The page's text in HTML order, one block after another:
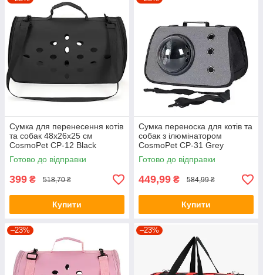
Сумка для перенесення котів
та собак 48x26x25 см
CosmoPet CP-12 Black
Готово до відправки
399 ₴ 518,70 ₴
Купити
Сумка переноска для котів та
собак з ілюмінатором
CosmoPet CP-31 Grey
Готово до відправки
449,99 ₴ 584,99 ₴
Купити
–23% –23%